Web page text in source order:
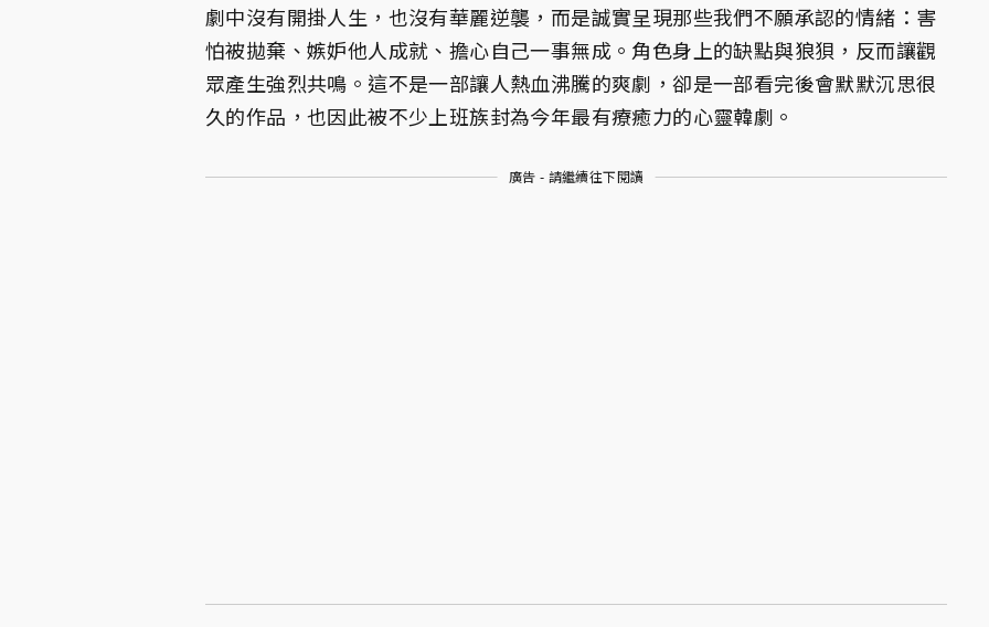
劇中沒有開掛人生，也沒有華麗逆襲，而是誠實呈現那些我們不願承認的情緒：害
怕被拋棄、嫉妒他人成就、擔心自己一事無成。角色身上的缺點與狼狽，反而讓觀
眾產生強烈共鳴。這不是一部讓人熱血沸騰的爽劇，卻是一部看完後會默默沉思很
久的作品，也因此被不少上班族封為今年最有療癒力的心靈韓劇。
廣告 - 請繼續往下閱讀